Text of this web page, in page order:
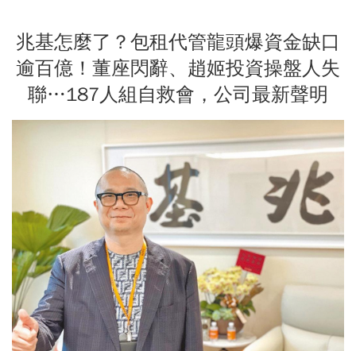
兆基怎麼了？包租代管龍頭爆資金缺口
逾百億！董座閃辭、趙姬投資操盤人失
聯…187人組自救會，公司最新聲明